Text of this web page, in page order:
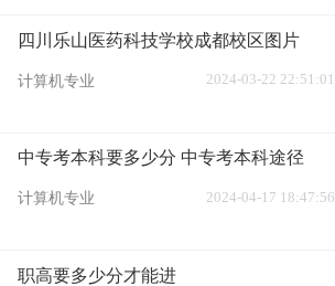
四川乐山医药科技学校成都校区图片
计算机专业 2024-03-22 22:51:01
中专考本科要多少分 中专考本科途径
计算机专业 2024-04-17 18:47:56
职高要多少分才能进